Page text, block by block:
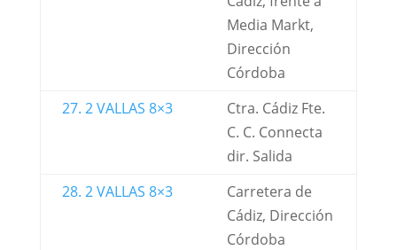
Media Markt,
Dirección
Córdoba
27. 2 VALLAS 8×3
Ctra. Cádiz Fte.
C. C. Connecta
dir. Salida
28. 2 VALLAS 8×3
Carretera de
Cádiz, Dirección
Córdoba